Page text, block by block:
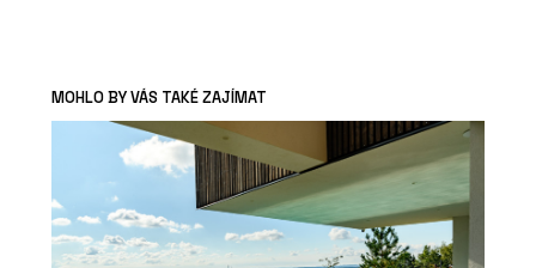
MOHLO BY VÁS TAKÉ ZAJÍMAT